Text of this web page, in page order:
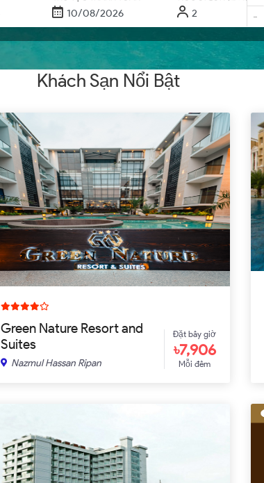
-
Khách Sạn Nổi Bật
Green Nature Resort and
Suites
Nazmul Hassan Ripan
Đặt bây giờ
৳7,906
Mỗi đêm